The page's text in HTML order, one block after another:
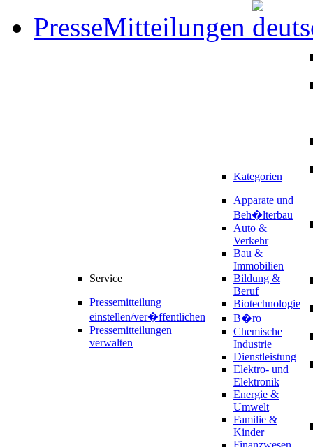
PresseMitteilungen
Service
Pressemitteilung
einstellen/ver�ffentlichen
Pressemitteilungen
verwalten
Kategorien
Apparate und
Beh�lterbau
Auto &
Verkehr
Bau &
Immobilien
Bildung &
Beruf
Biotechnologie
B�ro
Chemische
Industrie
Dienstleistung
Elektro- und
Elektronik
Energie &
Umwelt
Familie &
Kinder
Finanzwesen